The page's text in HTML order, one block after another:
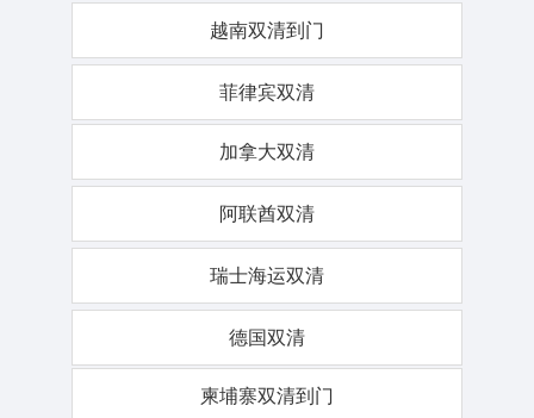
越南双清到门
菲律宾双清
加拿大双清
阿联酋双清
瑞士海运双清
德国双清
柬埔寨双清到门